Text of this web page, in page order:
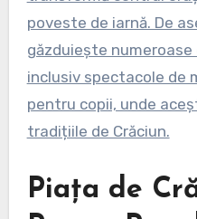
poveste de iarnă. De
găzduiește
inclusiv spectacole de
pentru copii, unde
tradițiile de Crăciun.
Piața de